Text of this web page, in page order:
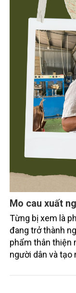
Mo cau xuất
Từng bị xem là
đang trở thành
phẩm thân thiện
người dân và tạo
chén, dĩa... từ